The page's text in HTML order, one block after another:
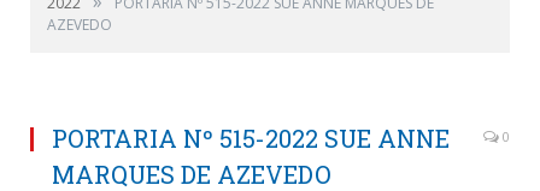
AZEVEDO
PORTARIA Nº 515-2022 SUE ANNE
MARQUES DE AZEVEDO
0